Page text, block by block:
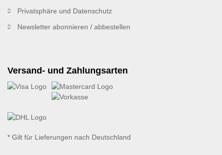
Privatsphäre und Datenschutz
Newsletter abonnieren / abbestellen
Versand- und Zahlungsarten
* Gilt für Lieferungen nach Deutschland